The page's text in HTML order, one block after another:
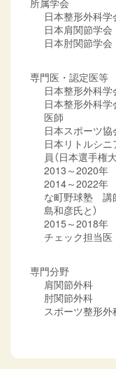
日本整形外科学
日本肩関節学会
日本肘関節学会
専門医・認定医等
日本整形外科
日本整形外科
医師
日本スポーツ
日本リトルシ
員（日本選手権
2013～2020
2014～2022年
な町野球塾 講
島和彦氏と）
2015～2018年
チェック担当医
専門分野
肩関節外科
肘関節外科
スポーツ整形外